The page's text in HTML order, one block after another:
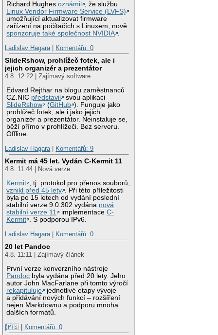
Richard Hughesoznámil
, že službu
Linux Vendor Firmware Service (LVFS)
umožňující aktualizovat firmware
zařízení na počítačích s Linuxem, nově
sponzoruje také společnost NVIDIA .
Ladislav Hagara | Komentářů: 0
SlideRshow, prohlížeč fotek, ale i
jejich organizér a prezentátor
4.8. 12:22 | Zajímavý software
Edvard Rejthar na blogu zaměstnanců
CZ.NIC představil
svou aplikaci
SlideRshow
(GitHub ). Funguje jako
prohlížeč fotek, ale i jako jejich
organizér a prezentátor. Neinstaluje se,
běží přímo v prohlížeči. Bez serveru.
Offline.
Ladislav Hagara | Komentářů: 9
Kermit má 45 let. Vydán C-Kermit 11
4.8. 11:44 | Nová verze
Kermit , tj. protokol pro přenos souborů,
vznikl před 45 lety . Při této příležitosti
byla po 15 letech od vydání poslední
stabilní verze 9.0.302 vydána nová
stabilní verze 11
implementaceC-
Kermit . S podporou IPv6.
Ladislav Hagara | Komentářů: 0
20 let Pandoc
4.8. 11:11 | Zajímavý článek
První verze konverzního nástroje
Pandoc byla vydána před 20 lety. Jeho
autor John MacFarlane při tomto výročí
rekapituluje
jednotlivé etapy vývoje
a přidávání nových funkcí – rozšíření
nejen Markdownu a podporu mnoha
dalších formátů.
|🇵🇸 | Komentářů: 0